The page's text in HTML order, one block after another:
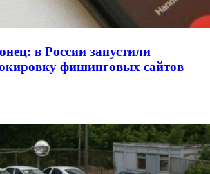
в России запустили
фишинговых сайтов